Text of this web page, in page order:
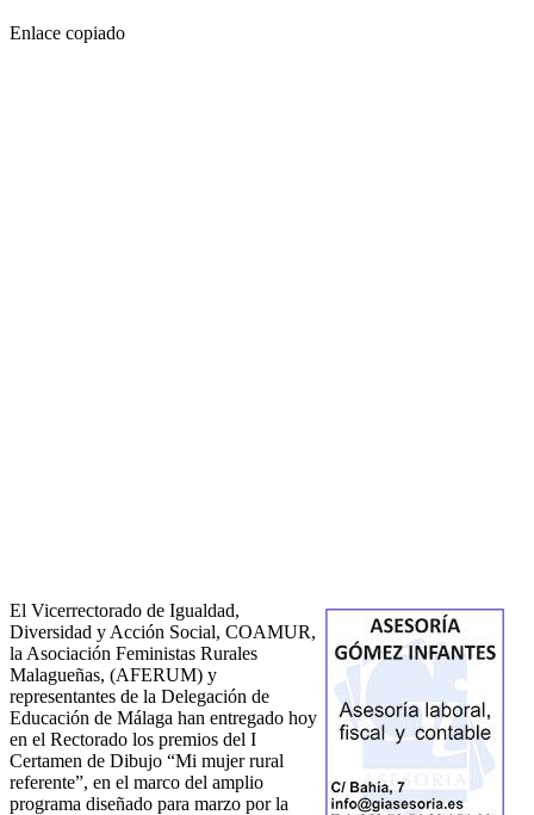
Enlace copiado
El Vicerrectorado de Igualdad,
Diversidad y Acción Social, COAMUR,
la Asociación Feministas Rurales
Malagueñas, (AFERUM) y
representantes de la Delegación de
Educación de Málaga han entregado hoy
en el Rectorado los premios del I
Certamen de Dibujo “Mi mujer rural
referente”, en el marco del amplio
programa diseñado para marzo por la